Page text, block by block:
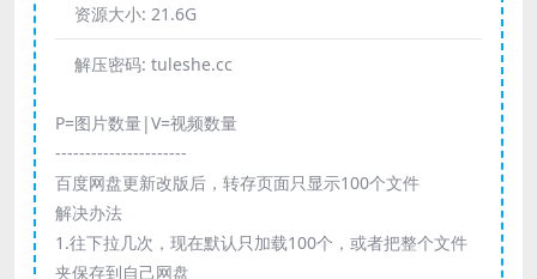
资源大小: 21.6G
解压密码: tuleshe.cc
P=图片数量|V=视频数量
----------------------
百度网盘更新改版后，转存页面只显示100个文件
解决办法
1.往下拉几次，现在默认只加载100个，或者把整个文件
夹保存到自己网盘